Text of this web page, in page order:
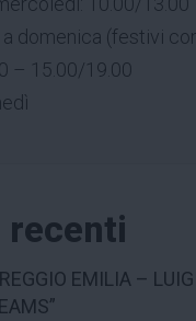
domenica (festivi
– 15.00/19.00
EMILIA –